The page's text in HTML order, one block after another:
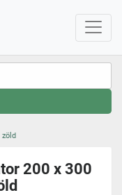
zöld
200 x 300